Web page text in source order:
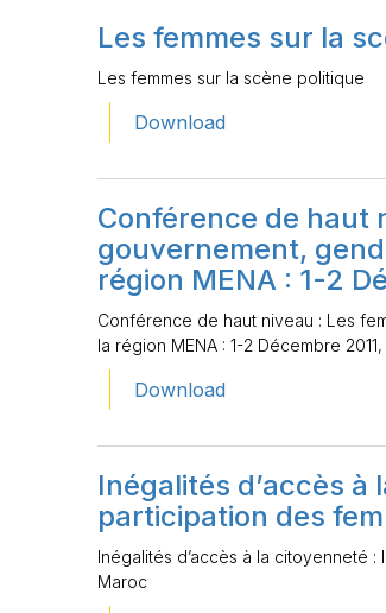
Les femmes sur la
Les femmes sur la scène politique
Download
Conférence de haut
gouvernement,
région MENA : 1-2
Conférence de haut niveau : Les
la région MENA : 1-2 Décembre
Download
Inégalités d’accès
participation des
Inégalités d’accès à la citoyenneté
Maroc